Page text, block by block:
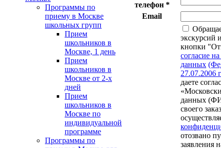
Программы по
приему в Москве
школьных групп
Прием
школьников в
Москве, 1 день
Прием
школьников в
Москве от 2-х
дней
Прием
школьников в
Москве по
индивидуальной
программе
Программы по
телефон *
Email
экскурсий
кнопки
согласие
данных
27.07.2006
даете
данных
своего
отозвано
заявления